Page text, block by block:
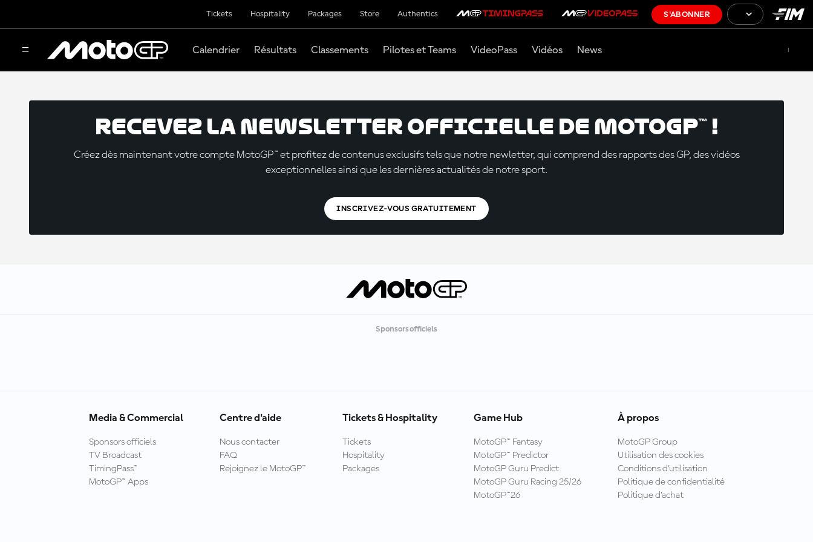
Tickets Hospitality Packages Store Authentics S'ABONNER
Calendrier Résultats Classements Pilotes et Teams VideoPass Vidéos News
Recevez la Newsletter officielle de MotoGP™ !
Créez dès maintenant votre compte MotoGP™ et profitez de contenus exclusifs tels que notre newletter, qui comprend des rapports des GP, des vidéos
exceptionnelles ainsi que les dernières actualités de notre sport.
INSCRIVEZ-VOUS GRATUITEMENT
Sponsors officiels
Media & Commercial
Sponsors officiels
TV Broadcast
TimingPass™
MotoGP™ Apps
Centre d'aide
Nous contacter
FAQ
Rejoignez le MotoGP™
Tickets & Hospitality
Tickets
Hospitality
Packages
Game Hub
MotoGP™ Fantasy
MotoGP™ Predictor
MotoGP Guru Predict
MotoGP Guru Racing 25/26
MotoGP™26
À propos
MotoGP Group
Utilisation des cookies
Conditions d'utilisation
Politique de confidentialité
Politique d’achat